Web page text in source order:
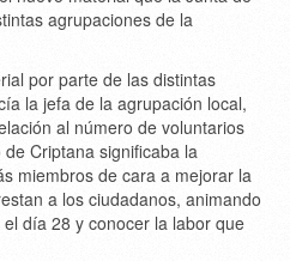
agrupaciones de la
por parte de las distintas
la jefa de la agrupación local,
al número de voluntarios
Criptana significaba la
miembros de cara a mejorar la
a los ciudadanos, animando
día 28 y conocer la labor que